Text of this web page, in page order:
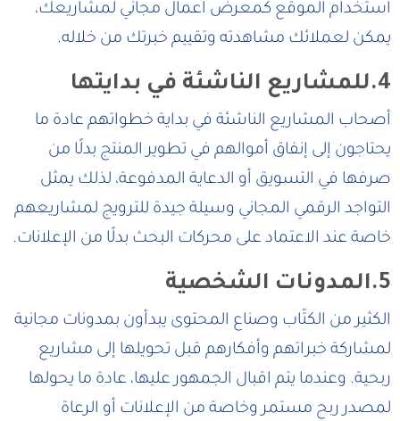
استخدام الموقع كمعرض أعمال مجاني لمشاريعك،
يمكن لعملائك مشاهدته وتقييم خبرتك من خلاله.
4.للمشاريع الناشئة في بدايتها
أصحاب المشاريع الناشئة في بداية خطواتهم عادة ما
يحتاجون إلى إنفاق أموالهم في تطوير المنتج بدلًا من
صرفها في التسويق أو الدعاية المدفوعة، لذلك يمثل
التواجد الرقمي المجاني وسيلة جيدة للترويج لمشاريعهم
خاصة عند الاعتماد على محركات البحث بدلًا من الإعلانات.
5.المدونات الشخصية
الكثير من الكتّاب وصناع المحتوى يبدأون بمدونات مجانية
لمشاركة خبراتهم وأفكارهم قبل تحويلها إلى مشاريع
ربحية. وعندما يتم اقبال الجمهور عليها، عادة ما يحولها
لمصدر ربح مستمر وخاصة من الإعلانات أو الرعاة